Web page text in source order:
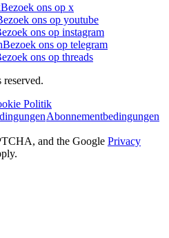
Bezoek ons op x
ons op youtube
ons op instagram
Bezoek ons op telegram
ons op threads
Politik
Abonnementbedingungen
and the Google Privacy